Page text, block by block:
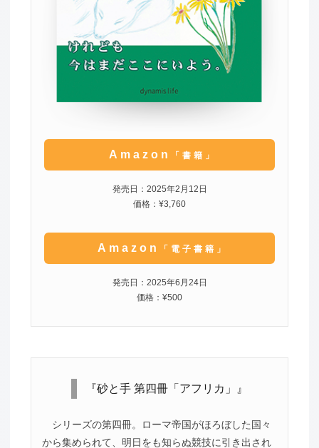
Amazon 「書籍」
発売日：2025年2月12日
価格：¥3,760
Amazon 「電子書籍」
発売日：2025年6月24日
価格：¥500
『砂と手 第四冊「アフリカ」』
シリーズの第四冊。ローマ帝国がほろぼした国々
から集められて、明日をも知らぬ競技に引き出され